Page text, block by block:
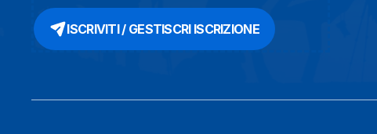
ISCRIVITI / GESTISCRI ISCRIZIONE